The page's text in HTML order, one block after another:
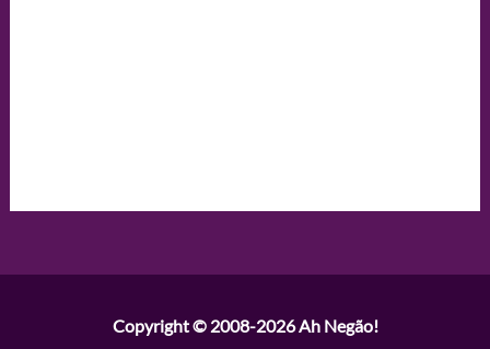
Copyright © 2008-2026Ah Negão!